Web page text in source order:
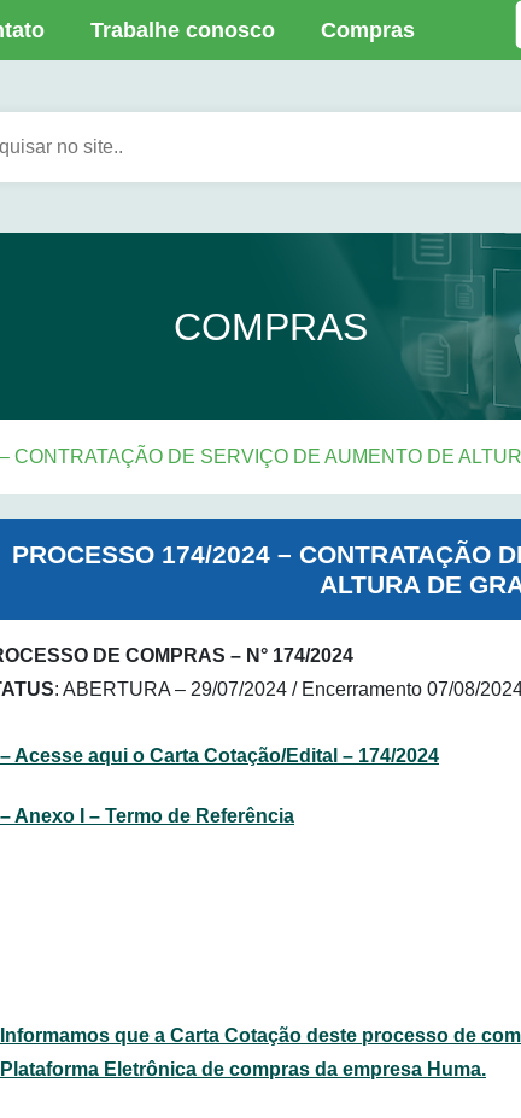
Trabalhe conosco Compras
COMPRAS
CONTRATAÇÃO DE SERVIÇO DE AUMENTO DE
PROCESSO 174/2024 – CONTRATAÇÃO
ALTURA DE
DE COMPRAS – N° 174/2024
: ABERTURA – 29/07/2024 / Encerramento 07/08/
– Acesse aqui o Carta Cotação/Edital – 174/2024
– Anexo I – Termo de Referência
Informamos que a Carta Cotação deste processo de
Plataforma Eletrônica de compras da empresa Huma.